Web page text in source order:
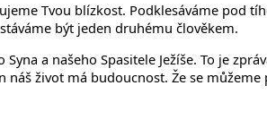
Tvou blízkost. Podklesáváme pod
být jeden druhému člověkem.
a našeho Spasitele Ježíše. To je
život má budoucnost. Že se